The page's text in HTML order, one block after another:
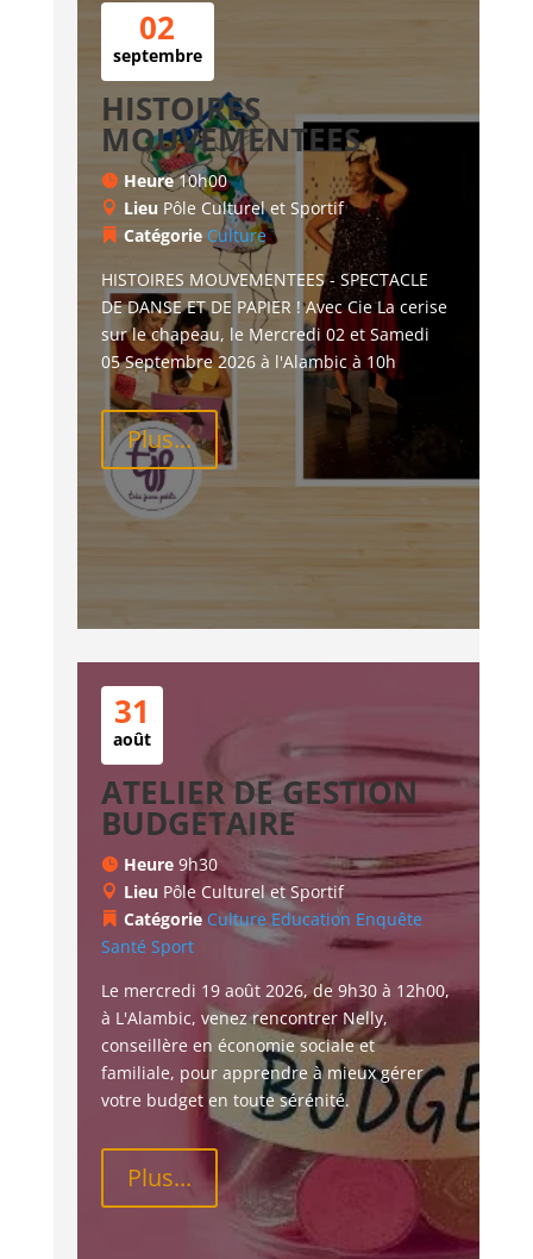
02
septembre
HISTOIRES
MOUVEMENTEES
Heure10h00
Lieu Pôle Culturel et Sportif
Catégorie Culture
HISTOIRES MOUVEMENTEES - SPECTACLE
DE DANSE ET DE PAPIER ! Avec Cie La cerise
sur le chapeau, le Mercredi 02 et Samedi
05 Septembre 2026 à l'Alambic à 10h
Plus...
31
août
ATELIER DE GESTION
BUDGETAIRE
Heure 9h30
Lieu Pôle Culturel et Sportif
Catégorie Culture Education Enquête
Santé Sport
Le mercredi 19 août 2026, de 9h30 à 12h00,
à L'Alambic, venez rencontrer Nelly,
conseillère en économie sociale et
familiale, pour apprendre à mieux gérer
votre budget en toute sérénité.
Plus...